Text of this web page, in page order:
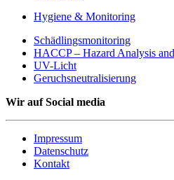
Hygiene & Monitoring
Schädlingsmonitoring
HACCP – Hazard Analysis
UV-Licht
Geruchsneutralisierung
Wir auf Social media
Impressum
Datenschutz
Kontakt